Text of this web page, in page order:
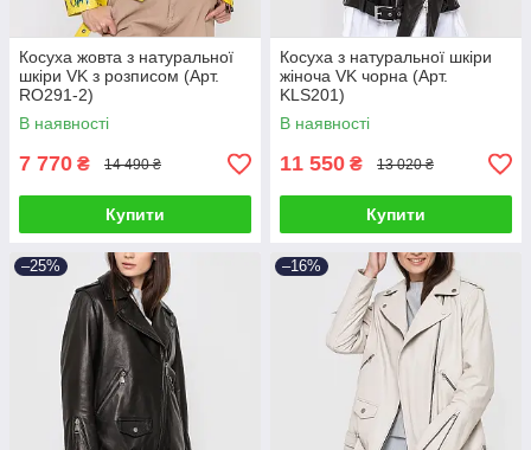
Косуха жовта з натуральної
шкіри VK з розписом (Арт.
RO291-2)
В наявності
7 770 ₴ 14 490 ₴
Купити
Косуха з натуральної шкіри
жіноча VK чорна (Арт.
KLS201)
В наявності
11 550 ₴ 13 020 ₴
Купити
–25% –16%